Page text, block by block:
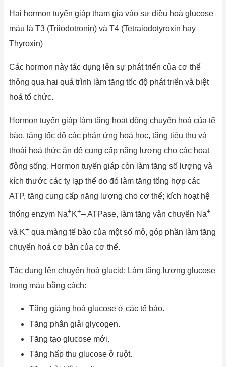
Hai hormon tuyến giáp tham gia vào sự điều hoà glucose
máu là T3 (Triiodotronin) và T4 (Tetraiodotyroxin hay
Thyroxin)
Các hormon này tác dụng lên sự phát triển của cơ thể
thông qua hai quá trình làm tăng tốc độ phát triển và biệt
hoá tổ chức.
Hormon tuyến giáp làm tăng hoạt động chuyển hoá của tế
bào, tăng tốc độ các phản ứng hoá học, tăng tiêu thụ và
thoái hoá thức ăn để cung cấp năng lượng cho các hoạt
động sống. Hormon tuyến giáp còn làm tăng số lượng và
kích thước các ty lạp thể do đó làm tăng tổng hợp các
ATP, tăng cung cấp năng lượng cho cơ thể; kích hoạt hệ
thống enzym Na+ K+– ATPase, làm tăng vận chuyển Na+
và K+ qua màng tế bào của một số mô, góp phần làm tăng
chuyển hoá cơ bản của cơ thể.
Tác dụng lên chuyển hoá glucid: Làm tăng lượng glucose
trong máu bằng cách:
Tăng giáng hoá glucose ở các tế bào.
Tăng phân giải glycogen.
Tăng tạo glucose mới.
Tăng hấp thu glucose ở ruột.